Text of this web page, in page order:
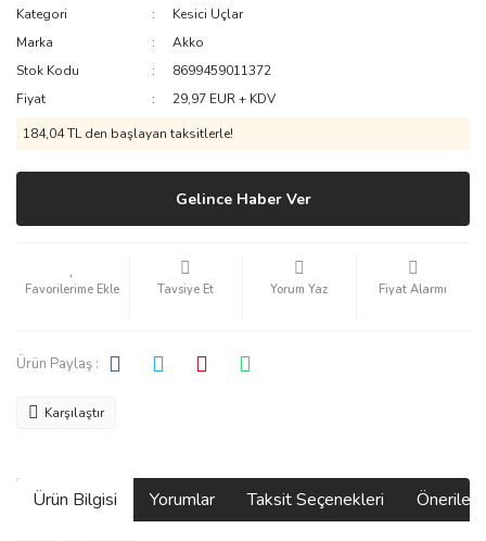
Kategori
Kesici Uçlar
Marka
Akko
Stok Kodu
8699459011372
Fiyat
29,97 EUR + KDV
184,04 TL den başlayan taksitlerle!
Gelince Haber Ver
Tavsiye Et Yorum Yaz Fiyat Alarmı
Ürün Paylaş :
Karşılaştır
Ürün Bilgisi Yorumlar Taksit Seçenekleri